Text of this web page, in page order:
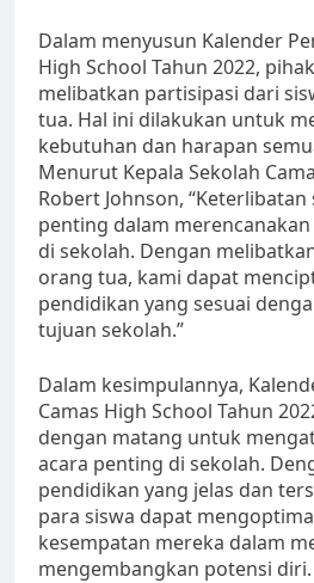
Dalam menyusun Kalender
High School Tahun 2022,
melibatkan partisipasi dari
tua. Hal ini dilakukan untuk
kebutuhan dan harapan
Menurut Kepala Sekolah
Robert Johnson,
penting dalam
di sekolah. Dengan
orang tua, kami dapat
pendidikan yang sesuai
tujuan sekolah.”
Dalam kesimpulannya,
Camas High School Tahun
dengan matang untuk
acara penting di sekolah.
pendidikan yang jelas dan
para siswa dapat
kesempatan mereka dalam
mengembangkan potensi diri.